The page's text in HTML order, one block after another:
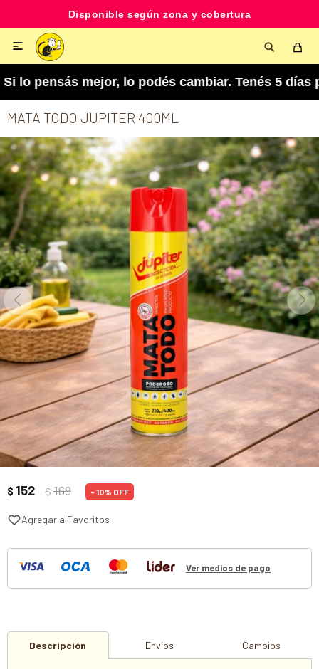
Disponible según zona y cobertura

mejor, lo podés cambiar. Tenés 5 días
MATA TODO JUPITER 400ML
$ 152 $169 10
Ver medios de pago
Descripción Envíos Cambios